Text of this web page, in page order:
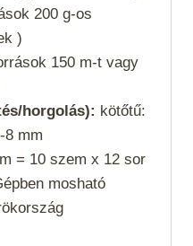
200 g-os
)
150 m-t vagy
horgolás): kötőtű:
8 mm
= 10 szem x 12 sor
mosható